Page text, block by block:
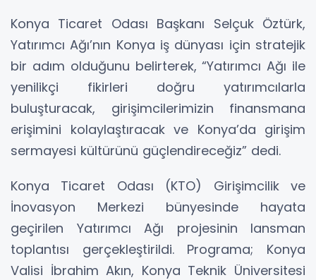
Konya Ticaret Odası Başkanı Selçuk Öztürk,
Yatırımcı Ağı’nın Konya iş dünyası için stratejik
bir adım olduğunu belirterek, “Yatırımcı Ağı ile
yenilikçi fikirleri doğru yatırımcılarla
buluşturacak, girişimcilerimizin finansmana
erişimini kolaylaştıracak ve Konya’da girişim
sermayesi kültürünü güçlendireceğiz” dedi.
Konya Ticaret Odası (KTO) Girişimcilik ve
İnovasyon Merkezi bünyesinde hayata
geçirilen Yatırımcı Ağı projesinin lansman
toplantısı gerçekleştirildi. Programa; Konya
Valisi İbrahim Akın, Konya Teknik Üniversitesi